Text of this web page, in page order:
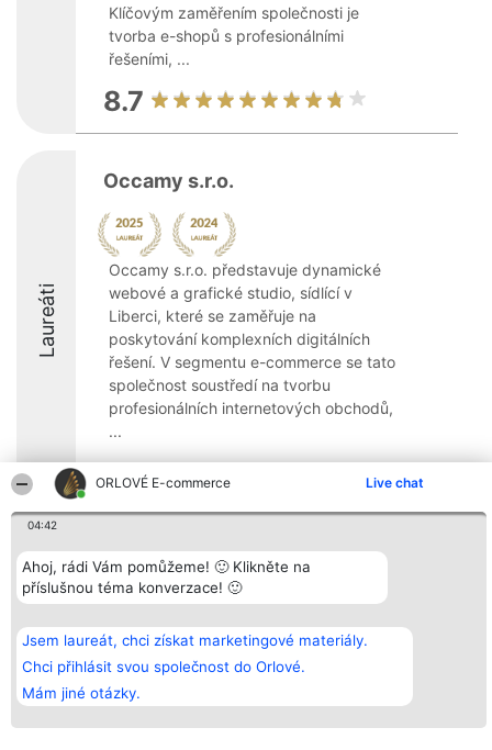
ORLOVÉ E-commerce Live chat
04:42
Ahoj, rádi Vám pomůžeme! 🙂 Klikněte na
příslušnou téma konverzace! 🙂
Jsem laureát, chci získat marketingové materiály.
Chci přihlásit svou společnost do Orlové.
Mám jiné otázky.
Klíčovým zaměřením společnosti je
tvorba e-shopů s profesionálními
řešeními, ...
8.7
Laureáti
Occamy s.r.o.
Occamy s.r.o. představuje dynamické
webové a grafické studio, sídlící v
Liberci, které se zaměřuje na
poskytování komplexních digitálních
řešení. V segmentu e-commerce se tato
společnost soustředí na tvorbu
profesionálních internetových obchodů,
...
8.7
Organizátor hlasování
Bright Side Solutions sp. z o.
o. sp. k.
ul. Ruska 22
KRS 0000749100 | Regon
381313360 | NIP 8943132676
Plebiscyt
Vítězové
Seznam všech
laureátů
Pravidla
Zásady
ochrany
Kontakt